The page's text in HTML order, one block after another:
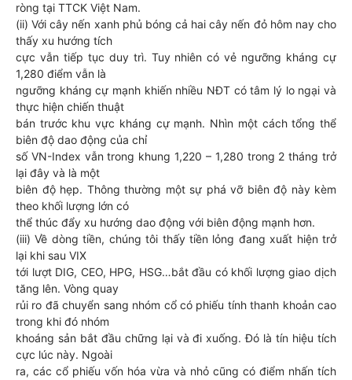
ròng tại TTCK Việt Nam.
(ii) Với cây nến xanh phủ bóng cả hai cây nến đỏ hôm nay cho
thấy xu hướng tích
cực vẫn tiếp tục duy trì. Tuy nhiên có vẻ ngưỡng kháng cự
1,280 điểm vẫn là
ngưỡng kháng cự mạnh khiến nhiều NĐT có tâm lý lo ngại và
thực hiện chiến thuật
bán trước khu vực kháng cự mạnh. Nhìn một cách tổng thể
biên độ dao động của chỉ
số VN-Index vẫn trong khung 1,220 – 1,280 trong 2 tháng trở
lại đây và là một
biên độ hẹp. Thông thường một sự phá vỡ biên độ này kèm
theo khối lượng lớn có
thể thúc đẩy xu hướng dao động với biên động mạnh hơn.
(iii) Về dòng tiền, chúng tôi thấy tiền lỏng đang xuất hiện trở
lại khi sau VIX
tới lượt DIG, CEO, HPG, HSG…bắt đầu có khối lượng giao dịch
tăng lên. Vòng quay
rủi ro đã chuyển sang nhóm cổ có phiếu tính thanh khoản cao
trong khi đó nhóm
khoáng sản bắt đầu chững lại và đi xuống. Đó là tín hiệu tích
cực lúc này. Ngoài
ra, các cổ phiếu vốn hóa vừa và nhỏ cũng có điểm nhấn tích